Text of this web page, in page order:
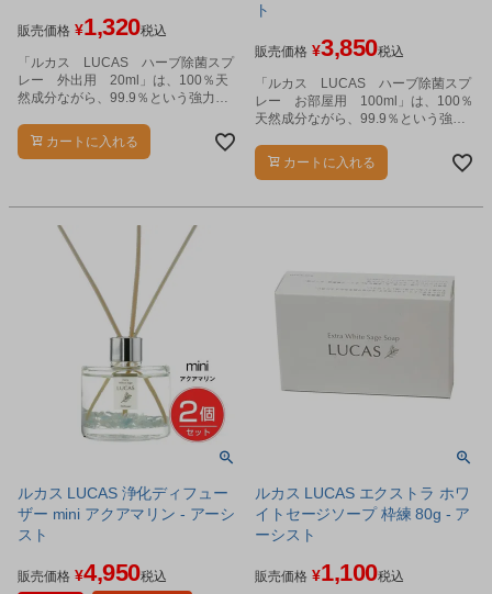
販売価格 ¥1,320税込
「ルカス LUCAS ハーブ除菌スプ
レー 外出用 20ml」は、100％天
然成分ながら、99.9％という強力な
カートに入れる
ト
販売価格 ¥3,850税込
「ルカス LUCAS ハーブ除菌スプ
レー お部屋用 100ml」は、100％
天然成分ながら、99.9％という強力
カートに入れる
ルカス LUCAS 浄化ディフュー
ザー mini アクアマリン - アーシ
スト
販売価格 ¥4,950税込
ルカス LUCAS エクストラ ホワ
イトセージソープ 枠練 80g - ア
ーシスト
販売価格 ¥1,100税込